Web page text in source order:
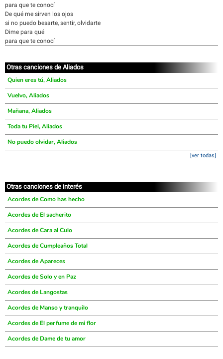
para que te conocí
De qué me sirven los ojos
si no puedo besarte, sentir, olvidarte
Dime para qué
para que te conocí
Otras canciones de Aliados
Quien eres tú, Aliados
Vuelvo, Aliados
Mañana, Aliados
Toda tu Piel, Aliados
No puedo olvidar, Aliados
[ver todas]
Otras canciones de interés
Acordes de Como has hecho
Acordes de El sacherito
Acordes de Cara al Culo
Acordes de Cumpleaños Total
Acordes de Apareces
Acordes de Solo y en Paz
Acordes de Langostas
Acordes de Manso y tranquilo
Acordes de El perfume de mi flor
Acordes de Dame de tu amor